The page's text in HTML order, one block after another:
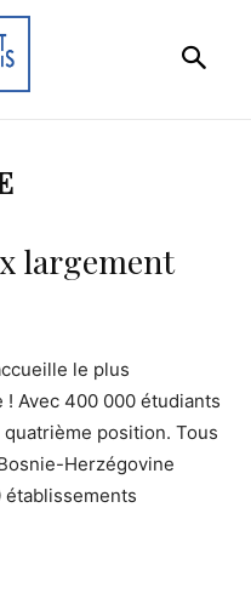
largement
le plus
! Avec 400 000 étudiants
position. Tous
Herzégovine
établissements